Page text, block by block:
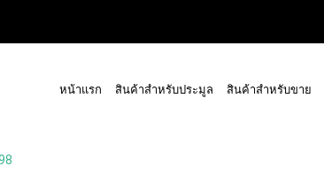
หน้าแรก สินค้าสำหรับประมูล สินค้าสำหรับขาย